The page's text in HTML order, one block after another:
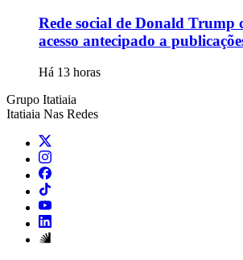
Rede social de Donald Trump
acesso antecipado a
Há 13 horas
Grupo Itatiaia
Itatiaia Nas Redes